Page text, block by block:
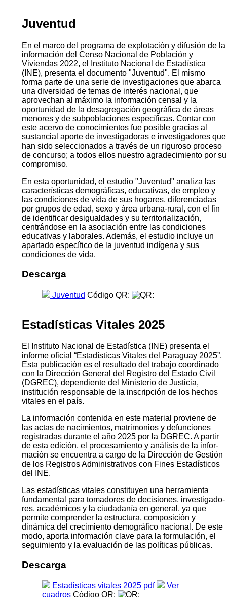
Juventud
En el marco del programa de explotación y difusión de la
información del Censo Nacional de Población y
Viviendas 2022, el Instituto Nacional de Estadística
(INE), presenta el documento "Juventud". El mismo
forma parte de una serie de investigaciones que abarca
una diversidad de temas de interés nacional, que
aprovechan al máximo la información censal y la
oportunidad de la desagregación geográfica de áreas
menores y de subpoblaciones específicas. Contar con
este acervo de conocimientos fue posible gracias al
sustancial aporte de investigadoras e investigadores que
han sido seleccionados a través de un riguroso proceso
de concurso; a todos ellos nuestro agradecimiento por su
compromiso.
En esta oportunidad, el estudio "Juventud" analiza las
características demográficas, educativas, de empleo y
las condiciones de vida de sus hogares, diferenciadas
por grupos de edad, sexo y área urbana-rural, con el fin
de identificar desigualdades y su territorialización,
centrándose en la asociación entre las condiciones
educativas y laborales. Además, el estudio incluye un
apartado específico de la juventud indígena y sus
condiciones de vida.
Descarga
Juventud Código QR:
Estadísticas Vitales 2025
El Instituto Nacional de Estadística (INE) presenta el
informe oficial “Estadísticas Vitales del Paraguay 2025”.
Esta publicación es el resultado del trabajo coordinado
con la Dirección General del Registro del Estado Civil
(DGREC), dependiente del Ministerio de Justicia,
institución responsable de la inscripción de los hechos
vitales en el país.
La información contenida en este material proviene de
las actas de nacimientos, matrimonios y defunciones
registradas durante el año 2025 por la DGREC. A partir
de esta edición, el procesamiento y análisis de la infor­
mación se encuentra a cargo de la Dirección de Gestión
de los Registros Administrativos con Fines Estadísticos
del INE.
Las estadísticas vitales constituyen una herramienta
fundamental para tomadores de decisiones, investigado­
res, académicos y la ciudadanía en general, ya que
permite comprender la estructura, composición y
dinámica del crecimiento demográfico nacional. De este
modo, aporta información clave para la formulación, el
segui­miento y la evaluación de las políticas públicas.
Descarga
Estadisticas vitales 2025 pdf
Ver
cuadros Código QR: